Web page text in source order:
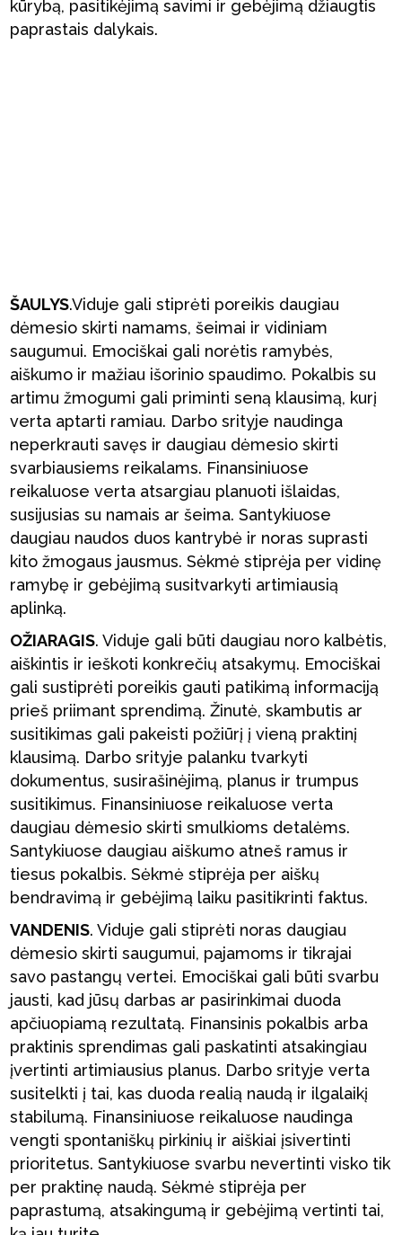
kūrybą, pasitikėjimą savimi ir gebėjimą džiaugtis
paprastais dalykais.
ŠAULYS.Viduje gali stiprėti poreikis daugiau
dėmesio skirti namams, šeimai ir vidiniam
saugumui. Emociškai gali norėtis ramybės,
aiškumo ir mažiau išorinio spaudimo. Pokalbis su
artimu žmogumi gali priminti seną klausimą, kurį
verta aptarti ramiau. Darbo srityje naudinga
neperkrauti savęs ir daugiau dėmesio skirti
svarbiausiems reikalams. Finansiniuose
reikaluose verta atsargiau planuoti išlaidas,
susijusias su namais ar šeima. Santykiuose
daugiau naudos duos kantrybė ir noras suprasti
kito žmogaus jausmus. Sėkmė stiprėja per vidinę
ramybę ir gebėjimą susitvarkyti artimiausią
aplinką.
OŽIARAGIS. Viduje gali būti daugiau noro kalbėtis,
aiškintis ir ieškoti konkrečių atsakymų. Emociškai
gali sustiprėti poreikis gauti patikimą informaciją
prieš priimant sprendimą. Žinutė, skambutis ar
susitikimas gali pakeisti požiūrį į vieną praktinį
klausimą. Darbo srityje palanku tvarkyti
dokumentus, susirašinėjimą, planus ir trumpus
susitikimus. Finansiniuose reikaluose verta
daugiau dėmesio skirti smulkioms detalėms.
Santykiuose daugiau aiškumo atneš ramus ir
tiesus pokalbis. Sėkmė stiprėja per aiškų
bendravimą ir gebėjimą laiku pasitikrinti faktus.
VANDENIS. Viduje gali stiprėti noras daugiau
dėmesio skirti saugumui, pajamoms ir tikrajai
savo pastangų vertei. Emociškai gali būti svarbu
jausti, kad jūsų darbas ar pasirinkimai duoda
apčiuopiamą rezultatą. Finansinis pokalbis arba
praktinis sprendimas gali paskatinti atsakingiau
įvertinti artimiausius planus. Darbo srityje verta
susitelkti į tai, kas duoda realią naudą ir ilgalaikį
stabilumą. Finansiniuose reikaluose naudinga
vengti spontaniškų pirkinių ir aiškiai įsivertinti
prioritetus. Santykiuose svarbu nevertinti visko tik
per praktinę naudą. Sėkmė stiprėja per
paprastumą, atsakingumą ir gebėjimą vertinti tai,